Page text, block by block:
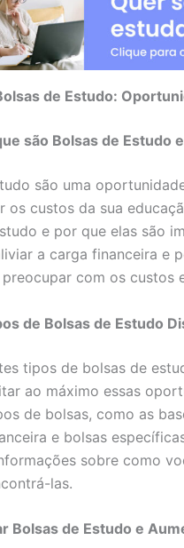
de Estudo:
são Bolsas de Estudo
são uma
os custos da sua
e por que elas são
a carga financeira e
com os custos
de Bolsas de Estudo
tipos de bolsas de
ao máximo essas
de bolsas, como as
e bolsas
sobre como
las.
Bolsas de Estudo e